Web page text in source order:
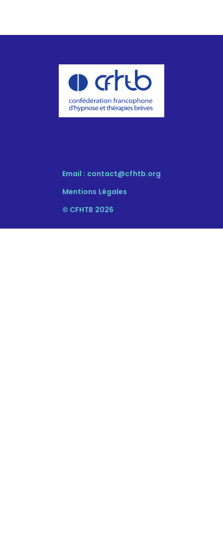
Email : contact@cfhtb.org
Mentions Légales
© CFHTB 2026